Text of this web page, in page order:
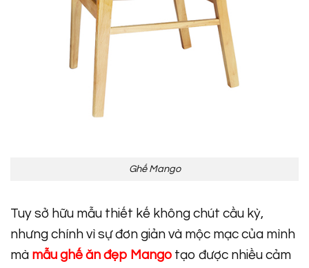
Ghế Mango
Tuy sở hữu mẫu thiết kế không chút cầu kỳ,
nhưng chính vì sự đơn giản và mộc mạc của mình
mà mẫu ghế ăn đẹp Mango tạo được nhiều cảm